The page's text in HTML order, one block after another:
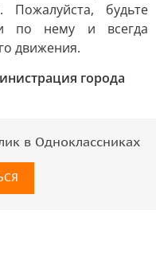
будьте
по нему и всегда
движения.
города
в Одноклассниках